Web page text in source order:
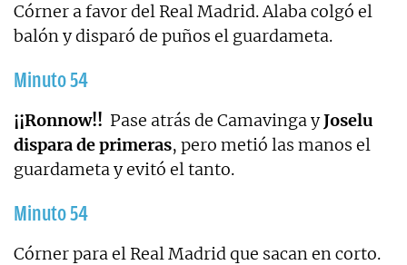
Córner a favor del Real Madrid. Alaba colgó el
balón y disparó de puños el guardameta.
Minuto 54
¡¡Ronnow!! Pase atrás de Camavinga yJoselu
dispara de primeras, pero metió las manos el
guardameta y evitó el tanto.
Minuto 54
Córner para el Real Madrid que sacan en corto.